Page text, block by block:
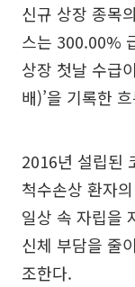
신규 상장 종목
스는 300.00%
상장 첫날 수급
배)’을 기록한
2016년 설립된
척수손상 환자
일상 속 자립을
신체 부담을 줄
조한다.